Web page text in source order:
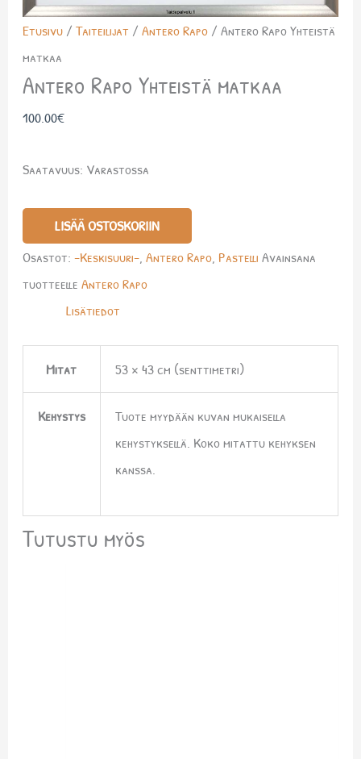
Etusivu/ Taiteilijat / Antero Rapo/ Antero Rapo Yhteistä
matkaa
Antero Rapo Yhteistä matkaa
100.00€
Saatavuus: Varastossa
LISÄÄ OSTOSKORIIN
Osastot: -Keskisuuri-, Antero Rapo, Pastelli Avainsana
tuotteelle Antero Rapo
Lisätiedot
Mitat 53 × 43 cm (senttimetri)
Kehystys
Tuote myydään kuvan mukaisella
kehystyksellä. Koko mitattu kehyksen
kanssa.
Tutustu myös